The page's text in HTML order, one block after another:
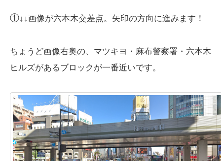
①↓↓画像が六本木交差点。矢印の方向に進みます！
ちょうど画像右奥の、マツキヨ・麻布警察署・六本木
ヒルズがあるブロックが一番近いです。